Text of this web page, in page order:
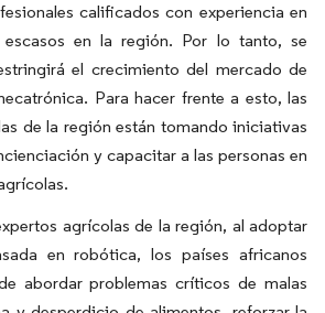
calificados con experiencia en
en la región. Por lo tanto, se
el crecimiento del mercado de
Para hacer frente a esto, las
de la región están tomando iniciativas
y capacitar a las personas en
agrícolas de la región, al adoptar
en robótica, los países africanos
abordar problemas críticos de malas